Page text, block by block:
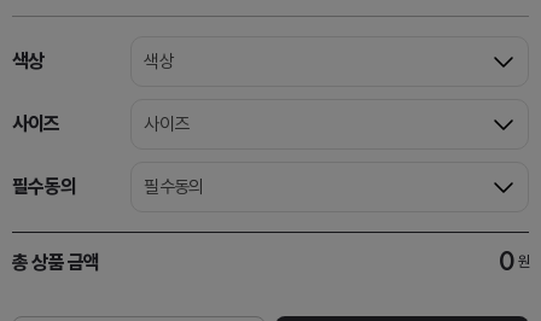
색상 색상
사이즈 사이즈
필수동의 필수동의
총 상품 금액 0 원